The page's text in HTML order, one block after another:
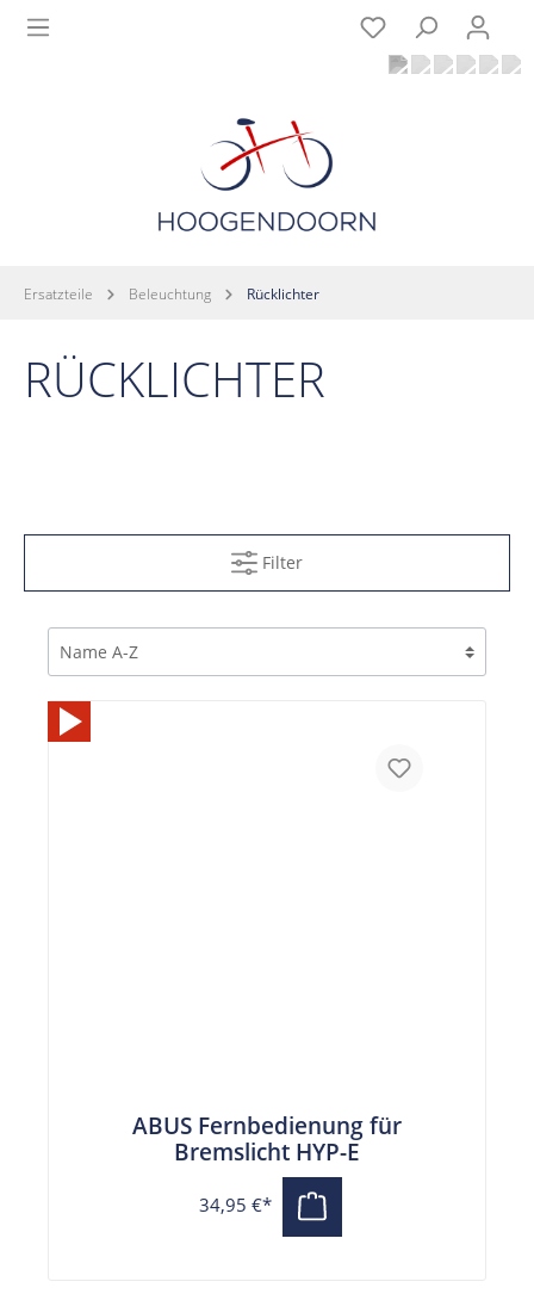
Ersatzteile Beleuchtung Rücklichter
RÜCKLICHTER
Filter
ABUS Fernbedienung für
Bremslicht HYP-E
34,95 €*